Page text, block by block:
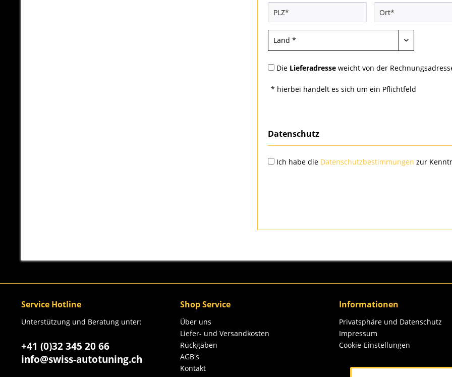
Die Lieferadresseweicht von der
* hierbei handelt es sich um ein Pflichtfeld
Datenschutz
Ich habe die Datenschutzbestimmungen zur
Service Hotline
Unterstützung und Beratung unter:
+41 (0)32 345 20 66
info@swiss-autotuning.ch
Shop Service
Über uns
Liefer- und Versandkosten
Rückgaben
AGB's
Kontakt
Informationen
Privatsphäre und Datenschutz
Impressum
Cookie-Einstellungen